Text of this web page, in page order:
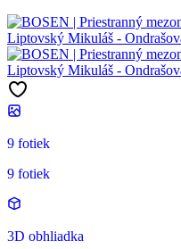
9 fotiek
9 fotiek
3D obhliadka